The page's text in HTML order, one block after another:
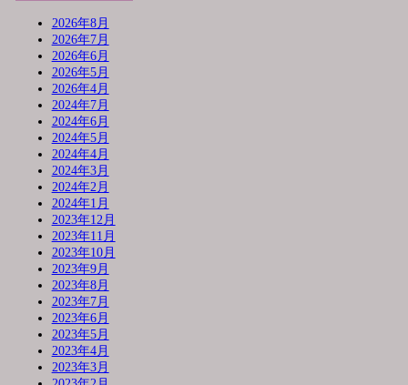
2026年8月
2026年7月
2026年6月
2026年5月
2026年4月
2024年7月
2024年6月
2024年5月
2024年4月
2024年3月
2024年2月
2024年1月
2023年12月
2023年11月
2023年10月
2023年9月
2023年8月
2023年7月
2023年6月
2023年5月
2023年4月
2023年3月